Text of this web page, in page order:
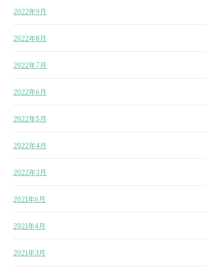
2022年9月
2022年8月
2022年7月
2022年6月
2022年5月
2022年4月
2022年3月
2021年6月
2021年4月
2021年3月